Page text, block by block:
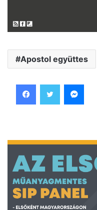
Apostol együttes